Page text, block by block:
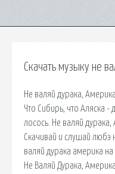
Скачать музыку не
Не валяй дурака,
Что Сибирь, что Аляска -
лосось. Не валяй
Скачивай и слушай любэ
валяй дурака америка
Не Валяй Дурака,